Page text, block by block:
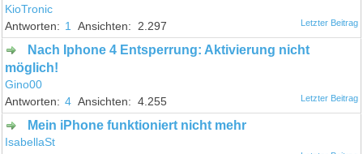
KioTronic
1
2.297
Nach Iphone 4 Entsperrung: Aktivierung nicht
möglich!
Gino00
4
4.255
Mein iPhone funktioniert nicht mehr
IsabellaSt